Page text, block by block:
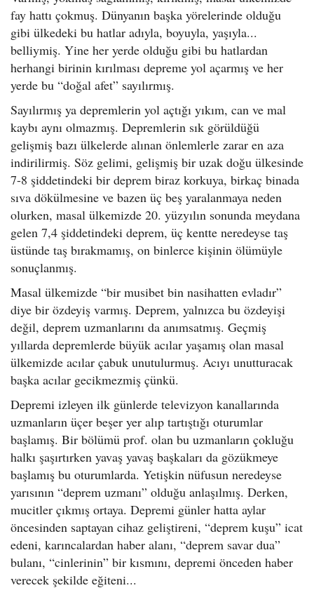
o
n
fay hattı çokmuş. Dünyanın başka yörelerinde olduğu
gibi ülkedeki bu hatlar adıyla, boyuyla, yaşıyla...
belliymiş. Yine her yerde olduğu gibi bu hatlardan
herhangi birinin kırılması depreme yol açarmış ve her
yerde bu “doğal afet” sayılırmış.
Sayılırmış ya depremlerin yol açtığı yıkım, can ve mal
kaybı aynı olmazmış. Depremlerin sık görüldüğü
gelişmiş bazı ülkelerde alınan önlemlerle zarar en aza
indirilirmiş. Söz gelimi, gelişmiş bir uzak doğu ülkesinde
7-8 şiddetindeki bir deprem biraz korkuya, birkaç binada
sıva dökülmesine ve bazen üç beş yaralanmaya neden
olurken, masal ülkemizde 20. yüzyılın sonunda meydana
gelen 7,4 şiddetindeki deprem, üç kentte neredeyse taş
üstünde taş bırakmamış, on binlerce kişinin ölümüyle
sonuçlanmış.
Masal ülkemizde “bir musibet bin nasihatten evladır”
diye bir özdeyiş varmış. Deprem, yalnızca bu özdeyişi
değil, deprem uzmanlarını da anımsatmış. Geçmiş
yıllarda depremlerde büyük acılar yaşamış olan masal
ülkemizde acılar çabuk unutulurmuş. Acıyı unutturacak
başka acılar gecikmezmiş çünkü.
Depremi izleyen ilk günlerde televizyon kanallarında
uzmanların üçer beşer yer alıp tartıştığı oturumlar
başlamış. Bir bölümü prof. olan bu uzmanların çokluğu
halkı şaşırtırken yavaş yavaş başkaları da gözükmeye
başlamış bu oturumlarda. Yetişkin nüfusun neredeyse
yarısının “deprem uzmanı” olduğu anlaşılmış. Derken,
mucitler çıkmış ortaya. Depremi günler hatta aylar
öncesinden saptayan cihaz geliştireni, “deprem kuşu” icat
edeni, karıncalardan haber alanı, “deprem savar dua”
bulanı, “cinlerinin” bir kısmını, depremi önceden haber
verecek şekilde eğiteni...